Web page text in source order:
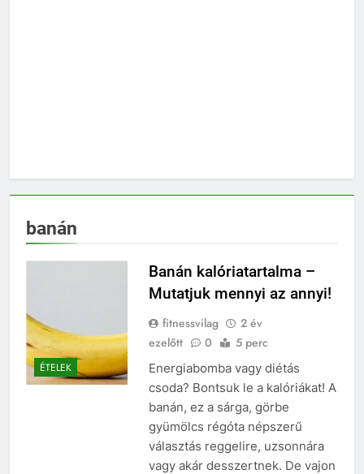
banán
ÉTELEK
Banán kalóriatartalma –
Mutatjuk mennyi az annyi!
fitnessvilag
2 év
ezelőtt
0 5 perc
Energiabomba vagy diétás
csoda? Bontsuk le a kalóriákat! A
banán, ez a sárga, görbe
gyümölcs régóta népszerű
választás reggelire, uzsonnára
vagy akár desszertnek. De vajon